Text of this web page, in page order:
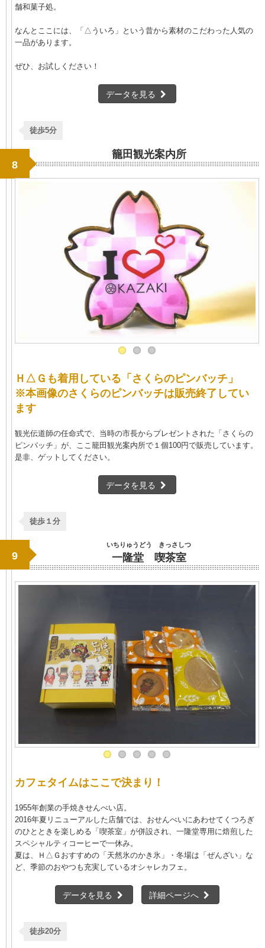
舗和菓子処。
なんとここには、「△ういろ」という昔から素材のこだわった人気の
一品があります。
ぜひ、お試しください！
データを見る
徒歩5分
8
籠田観光案内所
Ｈ△Ｇも着用している「さくらのピンバッチ」
※本画像のさくらのピンバッチは販売終了してい
ます
観光伝道師の任命式で、当時の市長からプレゼントされた「さくらの
ピンバッチ」が、ここ籠田観光案内所で１個100円で販売しています。
是非、ゲットしてください。
データを見る
徒歩１分
9
いちりゅうどう きっさしつ
一隆堂 喫茶室
カフェタイムはここで決まり！
1955年創業の手焼きせんべい店。
2016年夏リニューアルした店舗では、おせんべいにあわせてくつろぎ
のひとときを楽しめる「喫茶室」が併設され、一隆堂専用に焙煎した
スペシャルティコーヒーで一休み。
夏は、Ｈ△Ｇおすすめの「天然氷のかき氷」・冬場は「ぜんざい」な
ど、季節のおやつも充実しているオシャレカフェ。
データを見る 詳細ページへ
徒歩20分